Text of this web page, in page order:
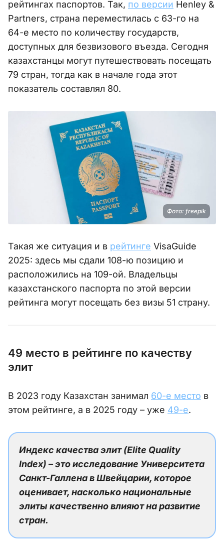
рейтингах паспортов. Так, по версии Henley &
Partners, страна переместилась с 63-го на
64-е место по количеству государств,
доступных для безвизового въезда. Сегодня
казахстанцы могут путешествовать посещать
79 стран, тогда как в начале года этот
показатель составлял 80.
Фото: freepik
Такая же ситуация и в рейтинге VisaGuide
2025: здесь мы сдали 108-ю позицию и
расположились на 109-ой. Владельцы
казахстанского паспорта по этой версии
рейтинга могут посещать без визы 51 страну.
49 место в рейтинге по качеству
элит
В 2023 году Казахстан занимал 60-е место в
этом рейтинге, а в 2025 году – уже 49-е.
Индекс качества элит (Elite Quality
Index) – это исследование Университета
Санкт-Галлена в Швейцарии, которое
оценивает, насколько национальные
элиты качественно влияют на развитие
стран.